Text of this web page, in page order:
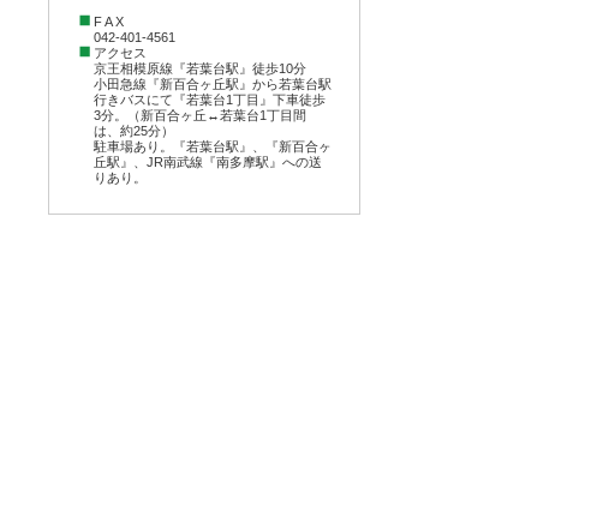
F A X
042-401-4561
アクセス
京王相模原線『若葉台駅』徒歩10分
小田急線『新百合ヶ丘駅』から若葉台駅
行きバスにて『若葉台1丁目』下車徒歩
3分。（新百合ヶ丘↔︎若葉台1丁目間
は、約25分）
駐車場あり。『若葉台駅』、『新百合ヶ
丘駅』、JR南武線『南多摩駅』への送
りあり。